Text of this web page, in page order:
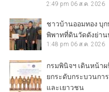
2:49 pm 06 ส.ค. 2026
ชาวบ้านออมทอง บุก
พิพาทที่ดินวัดดังย่าน
1:48 pm 06 ส.ค. 2026
กรมพินิจฯ เดินหน้า
ยกระดับกระบวนกา
และเยาวชน